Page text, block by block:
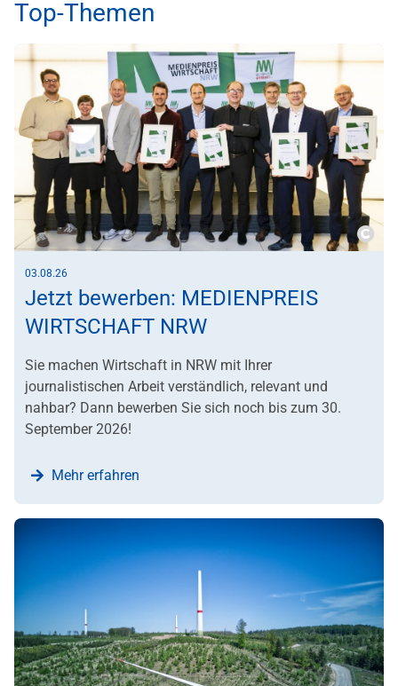
Top-Themen
03.08.26
Jetzt bewerben: MEDIENPREIS
WIRTSCHAFT NRW
Sie machen Wirtschaft in NRW mit Ihrer
journalistischen Arbeit verständlich, relevant und
nahbar? Dann bewerben Sie sich noch bis zum 30.
September 2026!
Mehr erfahren